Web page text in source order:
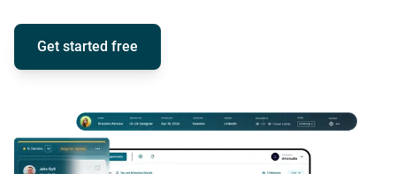
Get started free